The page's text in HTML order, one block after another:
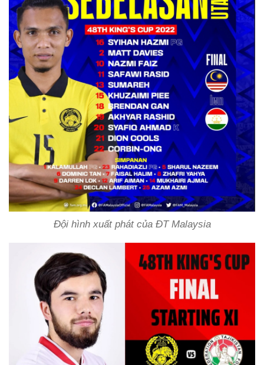
Đội hình xuất phát của ĐT Malaysia